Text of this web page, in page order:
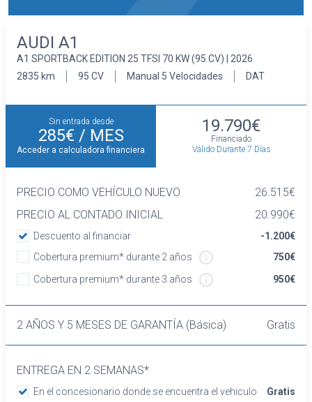
bombilla halógena y luz larga con bombilla
halógena
Pintura solida
Asientos de tela (material principal) y de tela
(material secundario)
acompañante individual
Asientos traseros de tres plazas de tipo
abatible asimétrico
Volante revestido de cuero
Cierre centralizado con mando a distancia
Limitador de velocidad
Elevalunas eléctricos delanteros y traseros
Sistema de ventilación
Aire acondicionado
AUDI A1
A1 SPORTBACK EDITION 25 TFSI 70 KW (95 CV) | 2026
2835 km
95 CV Manual 5 Velocidades DAT
Sin entrada desde
285€ / MES
Acceder a calculadora financiera
19.790€
Financiado
Válido Durante 7 Días
PRECIO COMO VEHÍCULO NUEVO
26.515€
PRECIO AL CONTADO INICIAL
20.990€
Descuento al financiar
-1.200€
Cobertura premium* durante 2 años
750€
Cobertura premium* durante 3 años
950€
2 AÑOS Y 5 MESES DE GARANTÍA (Básica) Gratis
ENTREGA EN 2 SEMANAS*
En el concesionario donde se encuentra el vehiculo
Gratis